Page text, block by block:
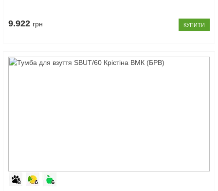
9.922 грн КУПИТИ